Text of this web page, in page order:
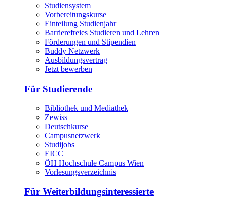
Studiensystem
Vorbereitungskurse
Einteilung Studienjahr
Barrierefreies Studieren und Lehren
Förderungen und Stipendien
Buddy Netzwerk
Ausbildungsvertrag
Jetzt bewerben
Für Studierende
Bibliothek und Mediathek
Zewiss
Deutschkurse
Campusnetzwerk
Studijobs
EICC
ÖH Hochschule Campus Wien
Vorlesungsverzeichnis
Für Weiterbildungsinteressierte